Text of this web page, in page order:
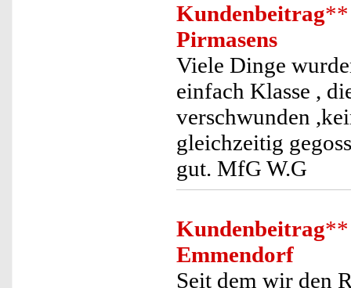
Kundenbeitrag**
Pirmasens
Viele Dinge
einfach Klasse ,
verschwunden
gleichzeitig
gut. MfG W.G
Kundenbeitrag**
Emmendorf
Seit dem wir den